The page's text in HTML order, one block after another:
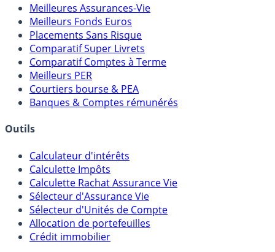
Meilleures Assurances-Vie
Meilleurs Fonds Euros
Placements Sans Risque
Comparatif Super Livrets
Comparatif Comptes à Terme
Meilleurs PER
Courtiers bourse & PEA
Banques & Comptes rémunérés
Outils
Calculateur d'intérêts
Calculette Impôts
Calculette Rachat Assurance Vie
Sélecteur d'Assurance Vie
Sélecteur d'Unités de Compte
Allocation de portefeuilles
Crédit immobilier